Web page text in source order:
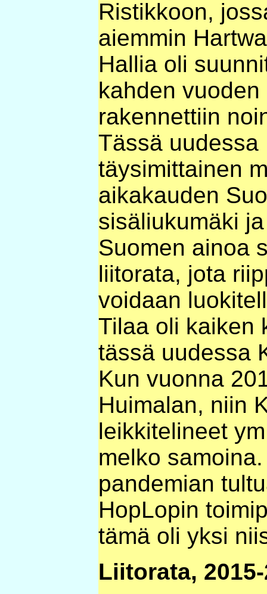
Ristikkoon,
aiemmin
Hallia oli
kahden
rakennettiin
Tässä uudessa
täysimittainen
aikakauden
sisäliukumäki
Suomen ainoa
liitorata, jota
voidaan
Tilaa oli kaiken
tässä uudessa
Kun vuonna
Huimalan, niin
leikkitelineet
melko
pandemian
HopLopin
tämä oli yksi
Liitorata,